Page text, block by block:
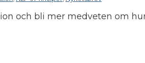
och bli mer medveten om